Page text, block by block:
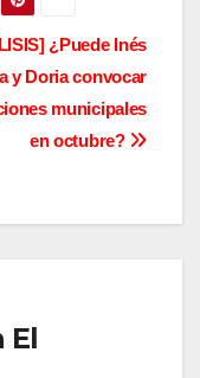
¿Puede Inés
y Doria convocar
municipales
en octubre?
El